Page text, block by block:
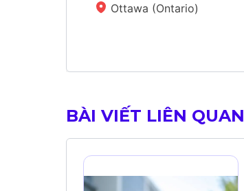
Ottawa (Ontario)
BÀI VIẾT LIÊN QUAN